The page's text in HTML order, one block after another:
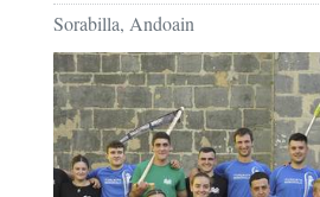
Sorabilla, Andoain